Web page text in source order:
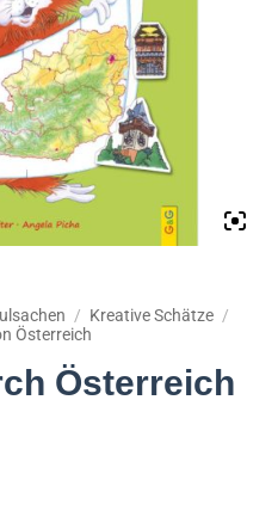
/ Kreative Schätze /
Österreich
Österreich